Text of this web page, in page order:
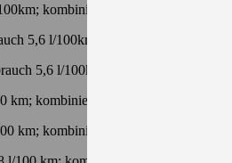
kombinierter Wert der CO₂-
5,6 l/100km; kombinierter Wert der
5,6 l/100km; kombinierter Wert
kombinierter Wert der CO2-
km; kombinierter Wert der CO2-